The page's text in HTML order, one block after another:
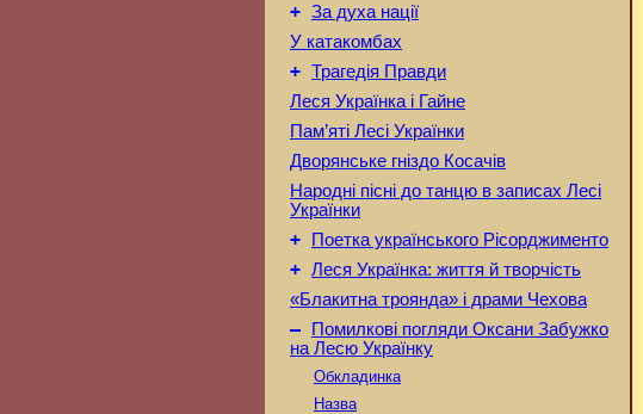
+ За духа нації
У катакомбах
+ Трагедія Правди
Леся Українка і Гайне
Пам’яті Лесі Українки
Дворянське гніздо Косачів
Народні пісні до танцю в записах Лесі
Українки
+ Поетка українського Рісорджименто
+ Леся Українка: життя й творчість
«Блакитна троянда» і драми Чехова
–
Помилкові погляди Оксани Забужко
на Лесю Українку
Обкладинка
Назва